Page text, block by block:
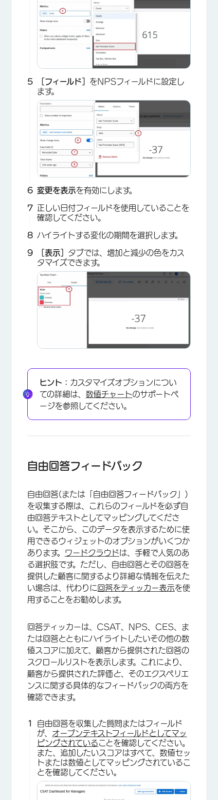
×
×
［フィールド］ をNPSフィールドに設定し
ます。
×
変更を表示を有効にします。
正しい日付フィールドを使用していることを
確認してください。
ハイライトする変化の期間を選択します。
［表示］ タブでは、増加と減少の色をカス
タマイズできます。
ヒント： カスタマイズオプションについ
ての詳細は、 数値チャートのサポートペ
ージを参照してください。
自由回答フィードバック
自由回答(または「自由回答フィードバック」)
を収集する際は、これらのフィールドを必ず自
由回答テキストとしてマッピングしてくださ
い。そこから、このデータを表示するために使
用できるウィジェットのオプションがいくつか
あります。 ワードクラウドは、手軽で人気のあ
る選択肢です。ただし、自由回答とその回答を
提供した顧客に関するより詳細な情報を伝えた
い場合は、代わりに 回答をティッカー表示を使
用することをお勧めします。
回答ティッカーは、CSAT、NPS、CES、ま
たは回答とともにハイライトしたいその他の数
値スコアに加えて、顧客から提供された回答の
スクロールリストを表示します。これにより、
顧客から提供された評価と、そのエクスペリエ
ンスに関する具体的なフィードバックの両方を
確認できます。
自由回答を収集した質問またはフィールド
が、 オープンテキストフィールドとしてマッ
ピングされていることを確認してください。
また、追加したいスコアはすべて、数値セッ
トまたは数値としてマッピングされているこ
とを確認してください。